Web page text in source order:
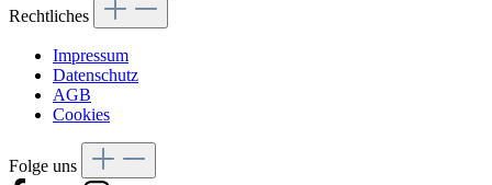
Rechtliches
Impressum
Datenschutz
AGB
Cookies
Folge uns